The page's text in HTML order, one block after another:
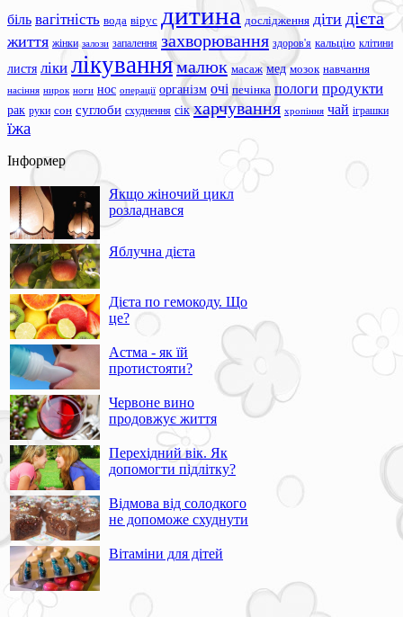
біль вагітність вода вірус дитина дослідження діти дієта
життя жінки залози запалення захворювання здоров'я кальцію клітини
листя ліки лікуваннямалюк масаж мед мозок навчання
насіння нирок ноги нос операції організм очі печінка пологи продукти
рак руки сон суглоби схуднення сік харчування хропіння чай іграшки
їжа
Інформер
Якщо жіночий цикл
розладнався
Яблучна дієта
Дієта по гемокоду. Що
це?
Астма - як їй
протистояти?
Червоне вино
продовжує життя
Перехідний вік. Як
допомогти підлітку?
Відмова від солодкого
не допоможе схуднути
Вітаміни для дітей